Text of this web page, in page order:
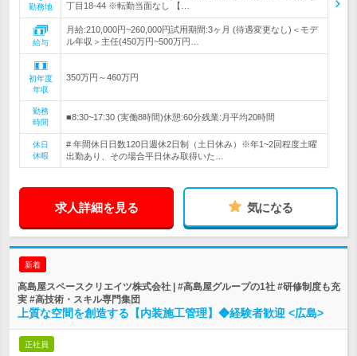
勤務地
丁目18-44 ※転勤当面なし 【…
給与
月給:210,000円~260,000円試用期間:3ヶ月 (待遇変更なし)＜モデ
ル年収＞主任(450万円~500万円…
初年度
年収
350万円～460万円
勤務
時間
■8:30~17:30 (実働8時間)休憩:60分残業:月平均20時間
休日
休暇
# 年間休日日数120日週休2日制（土日休み）※年1~2回程度土曜
出勤あり、その場合平日休み取得いた…
求人詳細を見る 気になる
新着
高島屋スペースクリエイツ株式会社 | #高島屋グループの1社 #研修制度も充
実 #高技術・スキル専門集団
上質な空間を創造する【内装施工管理】◆経験者歓迎 <広島>
正社員